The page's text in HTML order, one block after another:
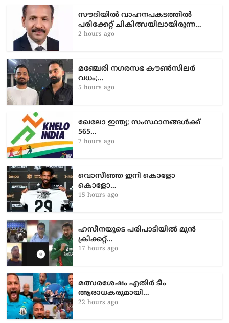
സൗദിയിൽ വാഹനപകടത്തില്‍
പരിക്കേറ്റ് ചികിത്സയിലായിരുന്ന…
2 hours ago
മഞ്ചേരി നഗരസഭ കൗൺസിലർ
വധം;…
5 hours ago
ഖേലോ ഇന്ത്യ; സംസ്ഥാനങ്ങൾക്ക്
565…
7 hours ago
വൊസീഞ്ഞ ഇനി കൊളോ
കൊളോ…
15 hours ago
ഹസീനയുടെ പരിപാടിയിൽ മുൻ
ക്രിക്കറ്റ്…
17 hours ago
മത്സരശേഷം എതിർ ടീം
ആരാധകരുമായി…
22 hours ago